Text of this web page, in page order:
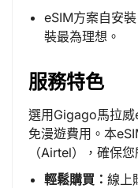
eSIM方案自安
裝最為理想。
服務特色
選用Gigago馬拉威
免漫遊費用。本
（Airtel），確保
輕鬆購買： 線上